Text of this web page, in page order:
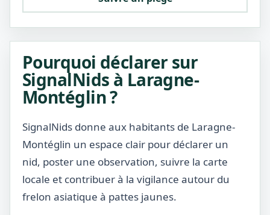
Pourquoi déclarer sur
SignalNids à Laragne-
Montéglin ?
SignalNids donne aux habitants de Laragne-
Montéglin un espace clair pour déclarer un
nid, poster une observation, suivre la carte
locale et contribuer à la vigilance autour du
frelon asiatique à pattes jaunes.